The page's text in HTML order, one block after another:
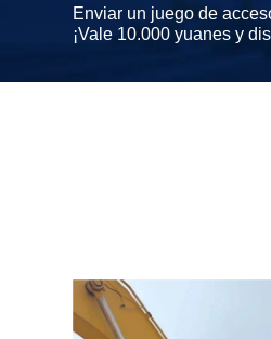
Enviar un juego de
¡Vale 10.000 yuanes y